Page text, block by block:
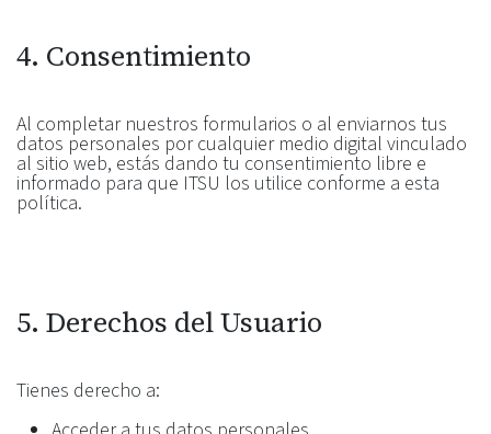
4. Consentimiento
Al completar nuestros formularios o al enviarnos tus
datos personales por cualquier medio digital vinculado
al sitio web, estás dando tu consentimiento libre e
informado para que ITSU los utilice conforme a esta
política.
5. Derechos del Usuario
Tienes derecho a: